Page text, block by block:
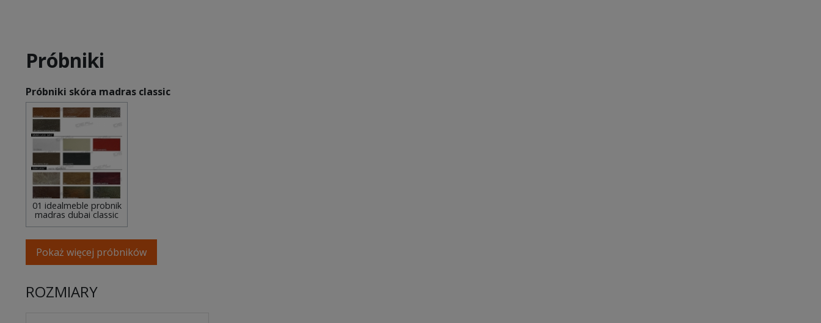
Próbniki
Próbniki skóra madras classic
01 idealmeble probnik
madras dubai classic
Pokaż więcej próbników
ROZMIARY